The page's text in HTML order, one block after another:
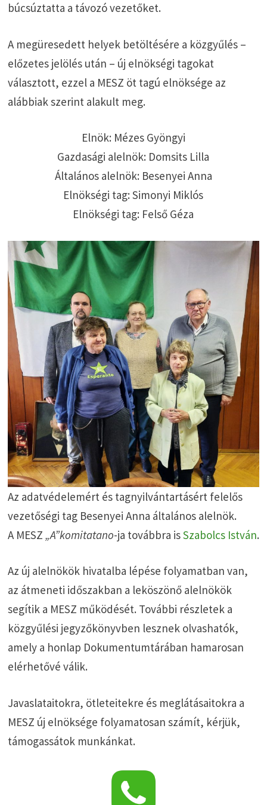
búcsúztatta a távozó vezetőket.
A megüresedett helyek betöltésére a közgyűlés –
előzetes jelölés után – új elnökségi tagokat
választott, ezzel a MESZ öt tagú elnöksége az
alábbiak szerint alakult meg.
Elnök: Mézes Gyöngyi
Gazdasági alelnök: Domsits Lilla
Általános alelnök: Besenyei Anna
Elnökségi tag: Simonyi Miklós
Elnökségi tag: Felső Géza
Az adatvédelemért és tagnyilvántartásért felelős
vezetőségi tag Besenyei Anna általános alelnök.
A MESZ „A”komitatano-ja továbbra isSzabolcs István.
Az új alelnökök hivatalba lépése folyamatban van,
az átmeneti időszakban a leköszönő alelnökök
segítik a MESZ működését. További részletek a
közgyűlési jegyzőkönyvben lesznek olvashatók,
amely a honlap Dokumentumtárában hamarosan
elérhetővé válik.
Javaslataitokra, ötleteitekre és meglátásaitokra a
MESZ új elnöksége folyamatosan számít, kérjük,
támogassátok munkánkat.